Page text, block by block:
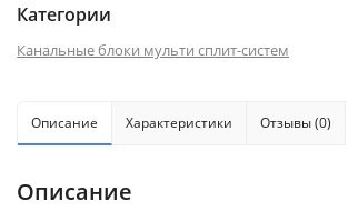
Категории
Канальные блоки мульти сплит-систем
Описание Характеристики Отзывы (0)
Описание